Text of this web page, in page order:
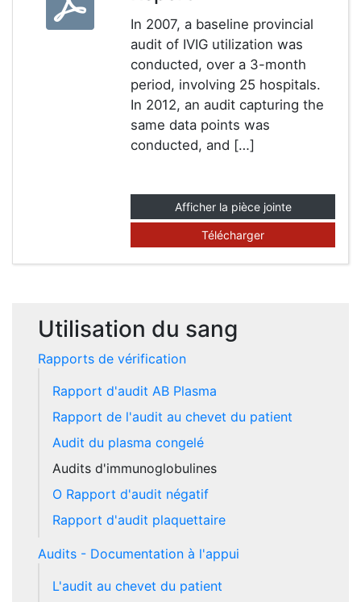
In 2007, a baseline provincial
audit of IVIG utilization was
conducted, over a 3-month
period, involving 25 hospitals.
In 2012, an audit capturing the
same data points was
conducted, and […]
Afficher la pièce jointe
Télécharger
Utilisation du sang
Rapports de vérification
Rapport d'audit AB Plasma
Rapport de l'audit au chevet du patient
Audit du plasma congelé
Audits d'immunoglobulines
O Rapport d'audit négatif
Rapport d'audit plaquettaire
Audits - Documentation à l'appui
L'audit au chevet du patient